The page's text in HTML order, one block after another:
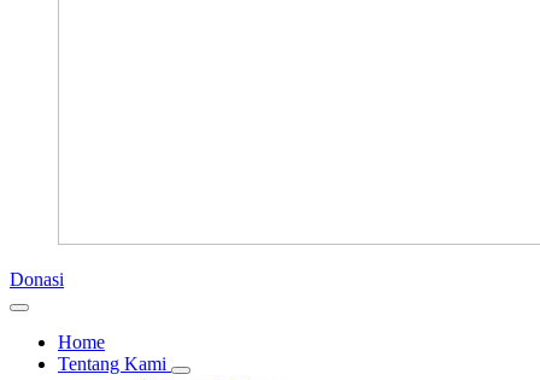
Donasi
Home
Tentang Kami